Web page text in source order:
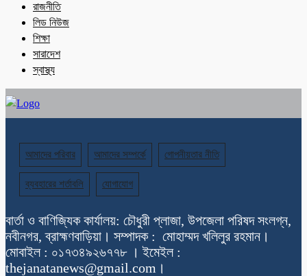
রাজনীতি
লিড নিউজ
শিক্ষা
সারাদেশ
স্বাস্থ্য
আমাদের পরিবার আমাদের সম্পর্কে গোপনীয়তার নীতি
ব্যবহারের শর্তাবলি যোগাযোগ
বার্তা ও বাণিজ্যিক কার্যালয়: চৌধুরী প্লাজা, উপজেলা পরিষদ সংলগ্ন,
নবীনগর, ব্রাহ্মণবাড়িয়া। সম্পাদক : মোহাম্মদ খলিলুর রহমান।
মোবাইল : ০১৭৩৪৯২৬৭৭৮ । ইমেইল :
thejanatanews@gmail.com।